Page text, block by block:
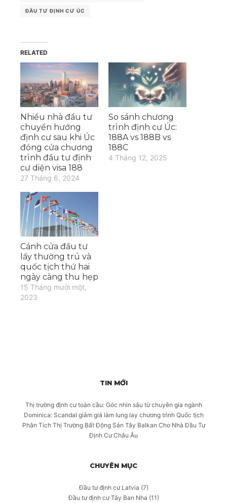
ĐẦU TƯ ĐỊNH CƯ ÚC
RELATED
Nhiều nhà đầu tư
chuyển hướng
định cư sau khi Úc
đóng cửa chương
trình đầu tư định
cư diện visa 188
27 Tháng 6, 2024
So sánh chương
trình định cư Úc:
188A vs 188B vs
188C
4 Tháng 12, 2025
Cánh cửa đầu tư
lấy thường trú và
quốc tịch thứ hai
ngày càng thu hẹp
15 Tháng mười một,
2023
TIN MỚI
Thị trường định cư toàn cầu: Góc nhìn sâu từ chuyên gia ngành
Dominica: Scandal giảm giá làm lung lay chương trình Quốc tịch
Phân Tích Thị Trường Bất Động Sản Tây Balkan Cho Nhà Đầu Tư
Định Cư Châu Âu
CHUYÊN MỤC
Đầu tư định cư Latvia (7)
Đầu tư định cư Tây Ban Nha (11)